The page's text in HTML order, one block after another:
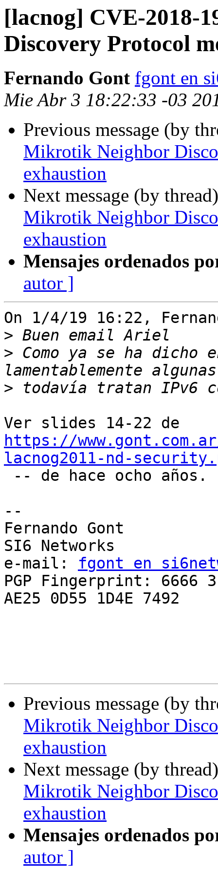
[lacnog] CVE-2018-
Discovery Protocol
Fernando Gont fgont en
Mie Abr 3 18:22:33 -03
Previous message (by
Mikrotik Neighbor
exhaustion
Next message (by
Mikrotik Neighbor
exhaustion
Mensajes ordenados
autor ]
On 1/4/19 16:22,
>
> Como ya se ha dicho
>
https://
lacnog2011-nd-
--
Fernando Gont
SI6 Networks
e-mail: fgont en
PGP Fingerprint: 6666
AE25 0D55 1D4E 7492
Previous message (by
Mikrotik Neighbor
exhaustion
Next message (by
Mikrotik Neighbor
exhaustion
Mensajes ordenados
autor ]